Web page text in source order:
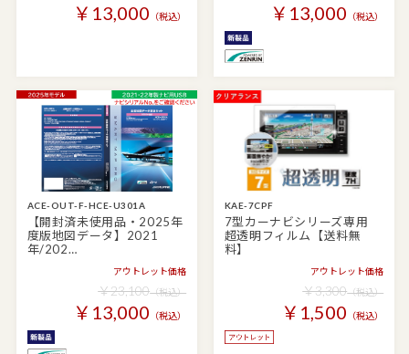
￥13,000 （税込） ￥13,000 （税込）
ACE-OUT-F-HCE-U301A
【開封済未使用品・2025年
度版地図データ】2021
年/202…
アウトレット価格
￥23,100（税込）
￥13,000 （税込）
KAE-7CPF
7型カーナビシリーズ専用
超透明フィルム【送料無
料】
アウトレット価格
￥3,300（税込）
￥1,500 （税込）